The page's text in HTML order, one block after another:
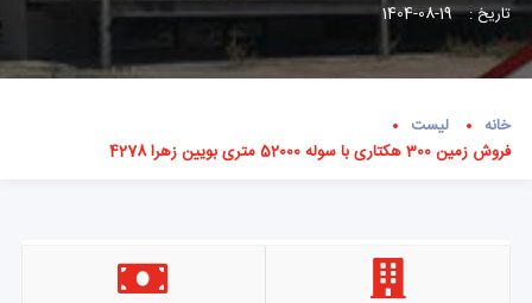
تاریخ : 19-08-1404
خانه
لیست
فروش زمین 300 هکتاری با سوله 52000 متری بویین زهرا 4278